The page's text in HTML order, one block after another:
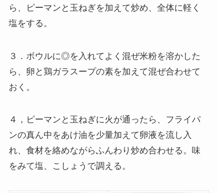
ら、ピーマンと玉ねぎを加えて炒め、全体に軽く
塩をする。
３．ボウルに◎を入れてよく混ぜ米粉を溶かした
ら、卵と鶏ガラスープの素を加えて混ぜ合わせて
おく。
４，ピーマンと玉ねぎに火が通ったら、フライパ
ンの真ん中をあけ油を少量加えて卵液を流し入
れ、食材を絡めながらふんわり炒め合わせる。味
をみて塩、こしょうで調える。